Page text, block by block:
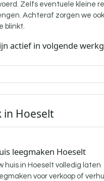
Zelfs eventuele kleine
Achteraf zorgen we
blinkt.
actief in volgende
in Hoeselt
leegmaken Hoeselt
huis in Hoeselt volledig laten
voor verkoop of